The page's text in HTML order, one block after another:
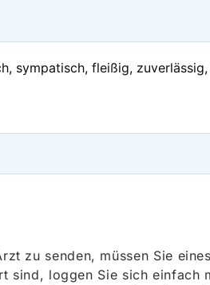
sympatisch, fleißig,
zu senden, müssen Sie
sind, loggen Sie sich einfach